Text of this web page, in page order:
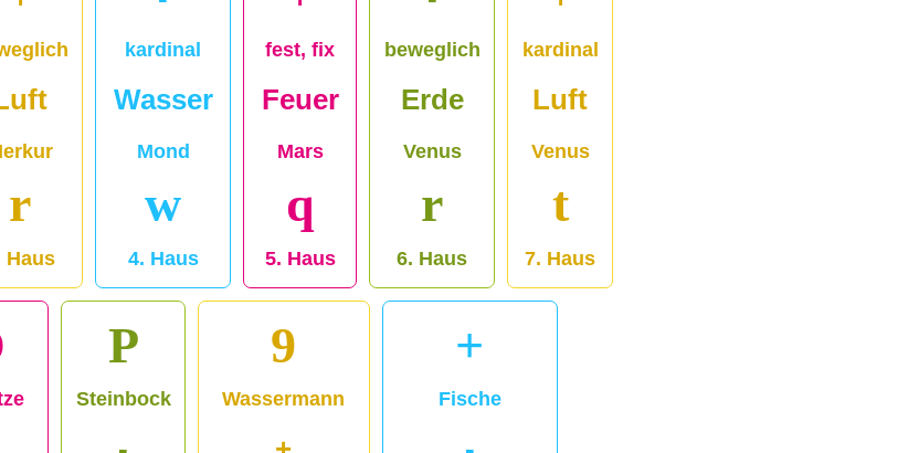
r
Haus
kardinal
Wasser
Mond
w
4. Haus
fest, fix
Feuer
Mars
q
5. Haus
beweglich
Erde
Venus
r
6. Haus
kardinal
Luft
Venus
t
7. Haus
P
Steinbock
9
Wassermann
+
Fische